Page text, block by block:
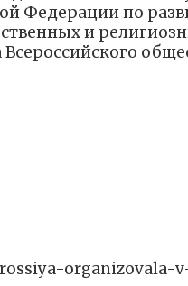
Федерации по
и
organizovala-